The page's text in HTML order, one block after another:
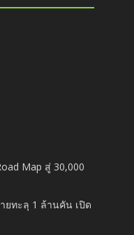
Map สู่ 30,000
ยทะลุ 1 ล้านคัน เปิด